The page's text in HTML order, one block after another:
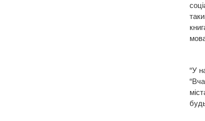
“У